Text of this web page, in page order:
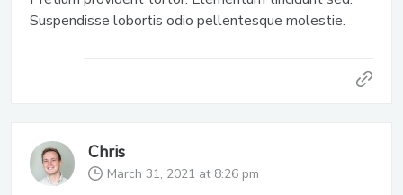
Suspendisse lobortis odio pellentesque molestie.
Chris
March 31, 2021 at 8:26 pm